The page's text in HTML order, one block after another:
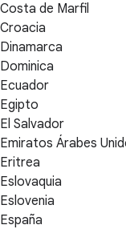
Costa de Marfil
Croacia
Dinamarca
Dominica
Ecuador
Egipto
El Salvador
Emiratos Árabes
Eritrea
Eslovaquia
Eslovenia
España